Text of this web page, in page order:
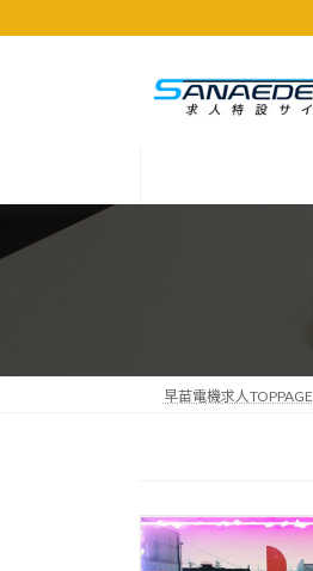
ン
ビ
早苗電機求人TOPPAGE